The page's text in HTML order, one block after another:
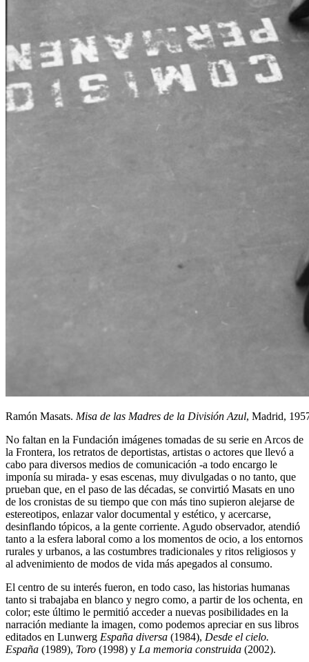
Ramón Masats. Misa de las Madres de la División Azul, Madrid,
No faltan en la Fundación imágenes tomadas de su serie en Arcos de
la Frontera, los retratos de deportistas, artistas o actores que llevó a
cabo para diversos medios de comunicación -a todo encargo le
imponía su mirada- y esas escenas, muy divulgadas o no tanto, que
prueban que, en el paso de las décadas, se convirtió Masats en uno
de los cronistas de su tiempo que con más tino supieron alejarse de
estereotipos, enlazar valor documental y estético, y acercarse,
desinflando tópicos, a la gente corriente. Agudo observador, atendió
tanto a la esfera laboral como a los momentos de ocio, a los entornos
rurales y urbanos, a las costumbres tradicionales y ritos religiosos y
al advenimiento de modos de vida más apegados al consumo.
El centro de su interés fueron, en todo caso, las historias humanas
tanto si trabajaba en blanco y negro como, a partir de los ochenta, en
color; este último le permitió acceder a nuevas posibilidades en la
narración mediante la imagen, como podemos apreciar en sus libros
editados en Lunwerg España diversa (1984), Desde el cielo.
España (1989), Toro (1998) y La memoria construida (2002).